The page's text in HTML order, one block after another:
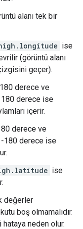
alanı tek bir
ise
(görüntü alanı
geçer).
derece ve
180 derece ise
içerir.
derece ve
-180 derece ise
ise
değerler
boş olmamalıdır.
neden olur.